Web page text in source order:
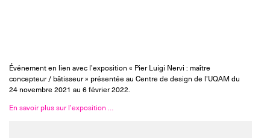
Événement en lien avec l’exposition « Pier Luigi Nervi : maître
concepteur / bâtisseur » présentée au Centre de design de l’UQAM du
24 novembre 2021 au 6 février 2022.
En savoir plus sur l’exposition …